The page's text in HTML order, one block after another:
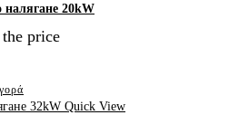
налягане 20kW
price
Quick View